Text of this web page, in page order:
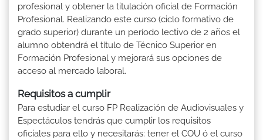
profesional y obtener la titulación oficial de Formación
Profesional. Realizando este curso (ciclo formativo de
grado superior) durante un período lectivo de 2 años el
alumno obtendrá el título de Técnico Superior en
Formación Profesional y mejorará sus opciones de
acceso al mercado laboral.
Requisitos a cumplir
Para estudiar el curso FP Realización de Audiovisuales y
Espectáculos tendrás que cumplir los requisitos
oficiales para ello y necesitarás: tener el COU ó el curso